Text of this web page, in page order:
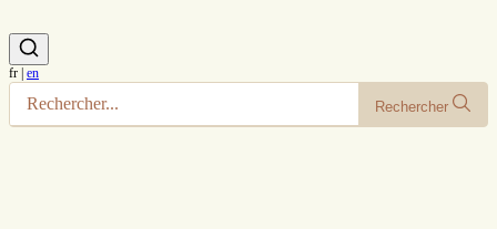
fr | en
Rechercher